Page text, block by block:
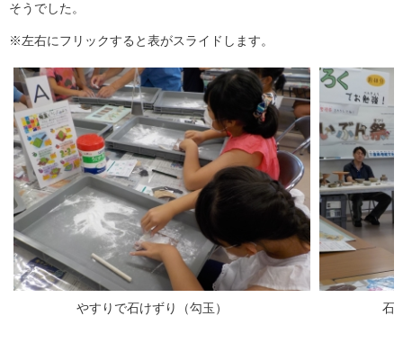
そうでした。
※左右にフリックすると表がスライドします。
やすりで石けずり（勾玉） 石包丁